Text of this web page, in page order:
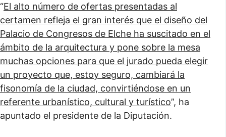
“El alto número de ofertas presentadas al
certamen refleja el gran interés que el diseño del
Palacio de Congresos de Elche ha suscitado en el
ámbito de la arquitectura y pone sobre la mesa
muchas opciones para que el jurado pueda elegir
un proyecto que, estoy seguro, cambiará la
fisonomía de la ciudad, convirtiéndose en un
referente urbanístico, cultural y turístico”, ha
apuntado el presidente de la Diputación.